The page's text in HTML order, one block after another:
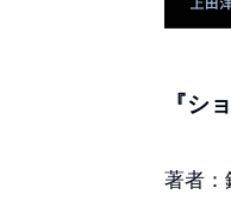
『シ
著者：